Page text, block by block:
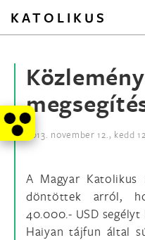
KATOLIKUS
2013. november 12., kedd
A Magyar Katolikus
döntöttek arról,
40.000.- USD
Haiyan tájfun által